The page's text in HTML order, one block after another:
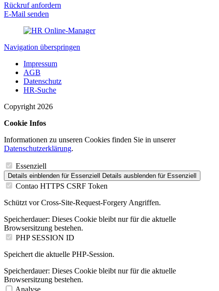
Rückruf anfordern
E-Mail senden
Navigation überspringen
Impressum
AGB
Datenschutz
HR-Suche
Copyright 2026
Cookie Infos
Informationen zu unseren Cookies finden Sie in unserer
Datenschutzerklärung.
Essenziell
Details einblenden für Essenziell Details ausblenden für Essenziell
Contao HTTPS CSRF Token
Schützt vor Cross-Site-Request-Forgery Angriffen.
Speicherdauer: Dieses Cookie bleibt nur für die aktuelle
Browsersitzung bestehen.
PHP SESSION ID
Speichert die aktuelle PHP-Session.
Speicherdauer: Dieses Cookie bleibt nur für die aktuelle
Browsersitzung bestehen.
Analyse